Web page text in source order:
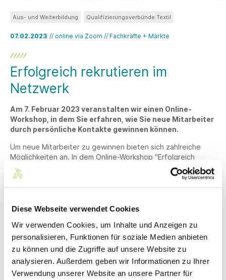
Diese Webseite verwendet Cookies
Wir verwenden Cookies, um Inhalte und Anzeigen zu
personalisieren, Funktionen für soziale Medien anbieten
zu können und die Zugriffe auf unsere Website zu
analysieren. Außerdem geben wir Informationen zu Ihrer
Verwendung unserer Website an unsere Partner für
07.02.2023 // online via Zoom // Fachkräfte + Märkte
Aus- und Weiterbildung Qualifizierungsverbünde Textil
Erfolgreich rekrutieren im
Netzwerk
Am 7. Februar 2023 veranstalten wir einen Online-
Workshop, in dem Sie erfahren, wie Sie neue Mitarbeiter
durch persönliche Kontakte gewinnen können.
Um neue Mitarbeiter zu gewinnen bieten sich zahlreiche
Möglichkeiten an. In dem Online-Workshop "Erfolgreich
rekrutieren im Netzwerk" stehen die persönlichen Kontakte
im Zentrum der Recruitingmaßnahmen.
und ausgebaut werden kann und wie bestehende Kontakte
Außerdem erfahren Sie, wie Sie wertvolle Kontakte und
wichtige Ansprechpartner identifizieren, wie man es schafft
als Arbeitgeber empfohlen zu werden und wie
Veranstaltungen zur Personalrekrutierung genutzt werden
können.